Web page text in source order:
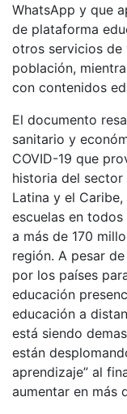
WhatsApp y que
de plataforma
otros servicios de
población,
con contenidos
El documento
sanitario y
COVID-19 que
historia del
Latina y el
escuelas en
a más de 170
región. A pesar
por los países
educación
educación a
está siendo
están
aprendizaje” al
aumentar en más